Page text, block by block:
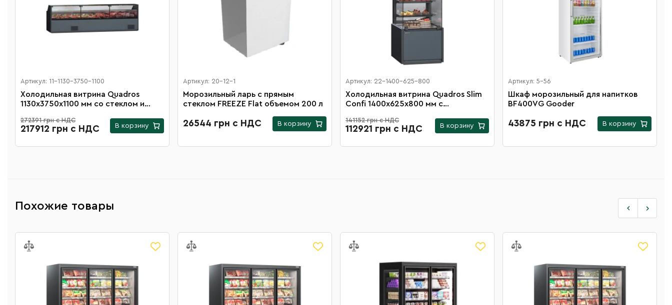
Артикул: 11-1130-3750-1100
Холодильная витрина Quadros
1130х3750х1100 мм со стеклом и
272391 грн с НДС
217912 грн с НДС В корзину
Артикул: 20-12-1
Морозильный ларь с прямым
стеклом FREEZE Flat объемом 200 л
26544 грн с НДС В корзину
Артикул: 22-1400-625-800
Холодильная витрина Quadros Slim
Confi 1400х625х800 мм с
141152 грн с НДС
112921 грн с НДС В корзину
Артикул: 5-56
Шкаф морозильный для напитков
BF400VG Gooder
43875 грн с НДС В корзину
Похожие товары